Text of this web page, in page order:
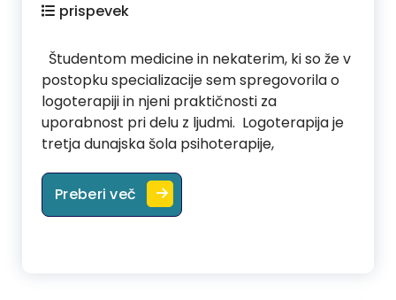
prispevek
Študentom medicine in nekaterim, ki so že v
postopku specializacije sem spregovorila o
logoterapiji in njeni praktičnosti za
uporabnost pri delu z ljudmi. Logoterapija je
tretja dunajska šola psihoterapije,
Preberi več O logoterapiji za vse